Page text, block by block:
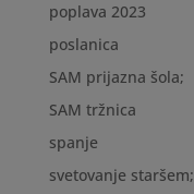
poplava 2023
poslanica
SAM prijazna šola;
SAM tržnica
spanje
svetovanje staršem;